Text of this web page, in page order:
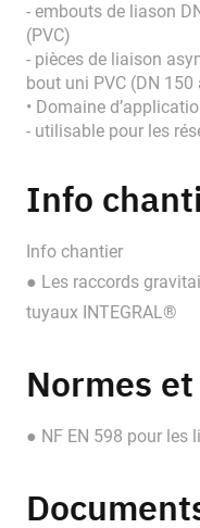
- embouts de liason
(PVC)
- pièces de liaison
bout uni PVC (DN 150
• Domaine
- utilisable pour les
Info
Info chantier
● Les raccords
tuyaux INTEGRAL®
Normes
● NF EN 598 pour les